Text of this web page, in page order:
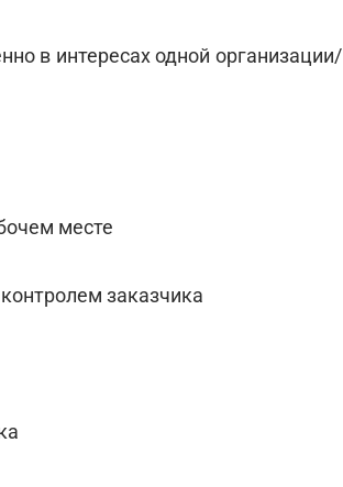
в интересах одной организации/
месте
заказчика